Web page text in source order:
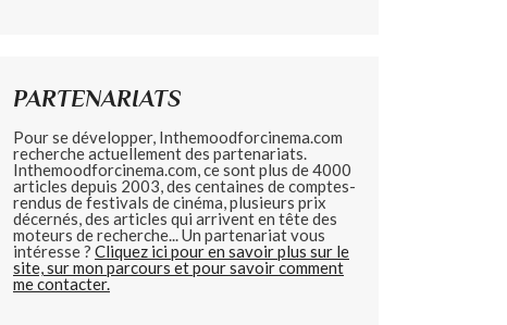
PARTENARIATS
Pour se développer, Inthemoodforcinema.com
recherche actuellement des partenariats.
Inthemoodforcinema.com, ce sont plus de 4000
articles depuis 2003, des centaines de comptes-
rendus de festivals de cinéma, plusieurs prix
décernés, des articles qui arrivent en tête des
moteurs de recherche... Un partenariat vous
intéresse ? Cliquez ici pour en savoir plus sur le
site, sur mon parcours et pour savoir comment
me contacter.